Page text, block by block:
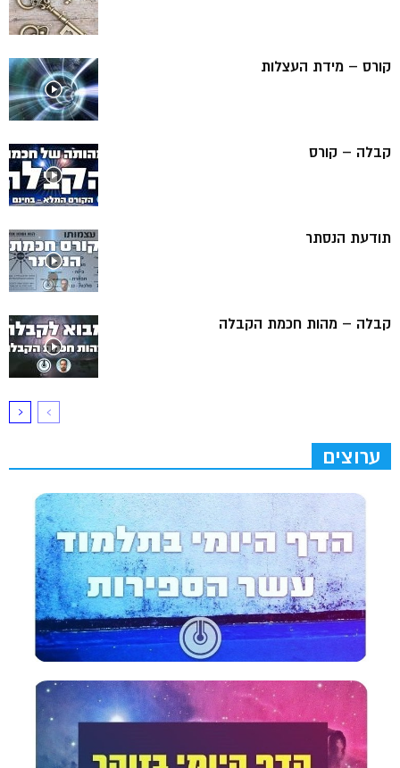
קורס – מידת העצלות
קבלה – קורס
תודעת הנסתר
קבלה – מהות חכמת הקבלה
ערוצים